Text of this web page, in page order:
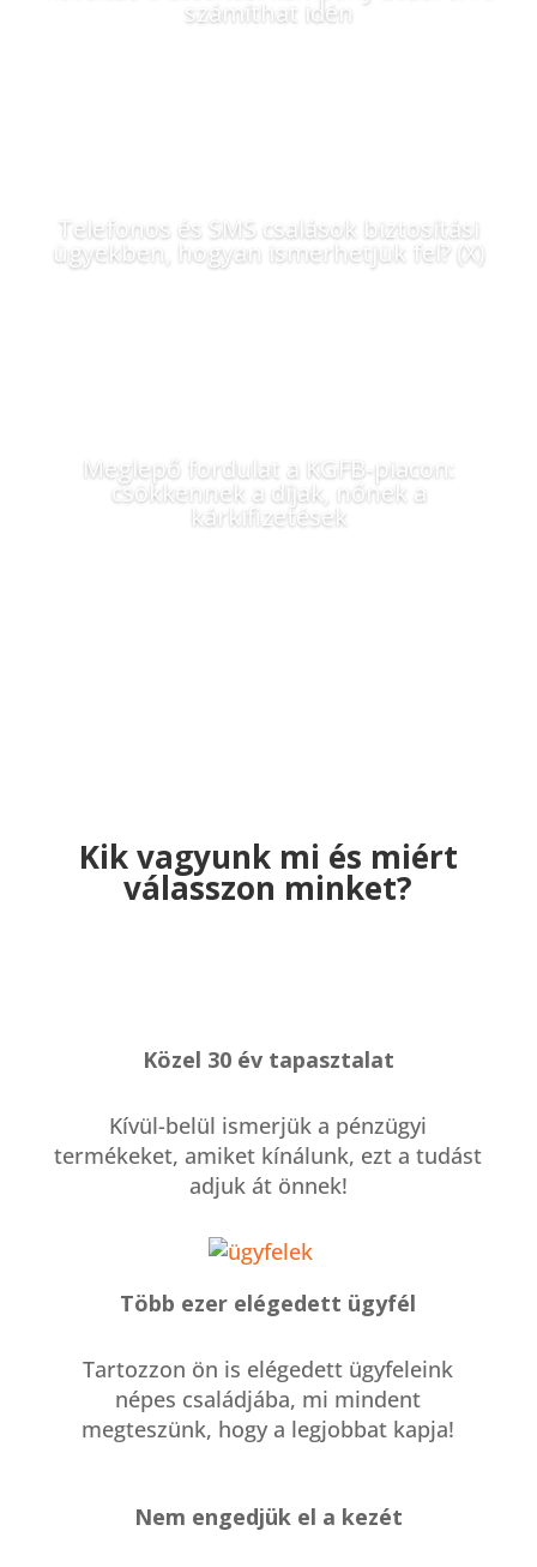
számíthat idén
Telefonos és SMS csalások biztosítási
ügyekben, hogyan ismerhetjük fel? (X)
Meglepő fordulat a KGFB-piacon:
csökkennek a díjak, nőnek a
kárkifizetések
Kik vagyunk mi és miért
válasszon minket?
Közel 30 év tapasztalat
Kívül-belül ismerjük a pénzügyi
termékeket, amiket kínálunk, ezt a tudást
adjuk át önnek!
Több ezer elégedett ügyfél
Tartozzon ön is elégedett ügyfeleink
népes családjába, mi mindent
megteszünk, hogy a legjobbat kapja!
Nem engedjük el a kezét